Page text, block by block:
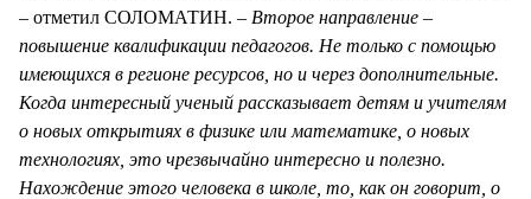
– отметил СОЛОМАТИН. – Второе направление –
повышение квалификации педагогов. Не только с помощью
имеющихся в регионе ресурсов, но и через дополнительные.
Когда интересный ученый рассказывает детям и учителям
о новых открытиях в физике или математике, о новых
технологиях, это чрезвычайно интересно и полезно.
Нахождение этого человека в школе, то, как он говорит, о